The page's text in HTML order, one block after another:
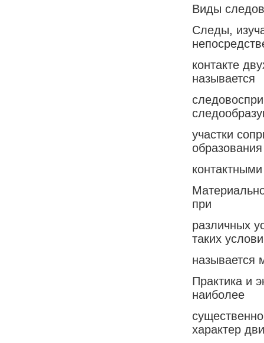
Виды
Следы,
контакте
называется
участки
при
различных
таких
называется
Практика и
наиболее
характер